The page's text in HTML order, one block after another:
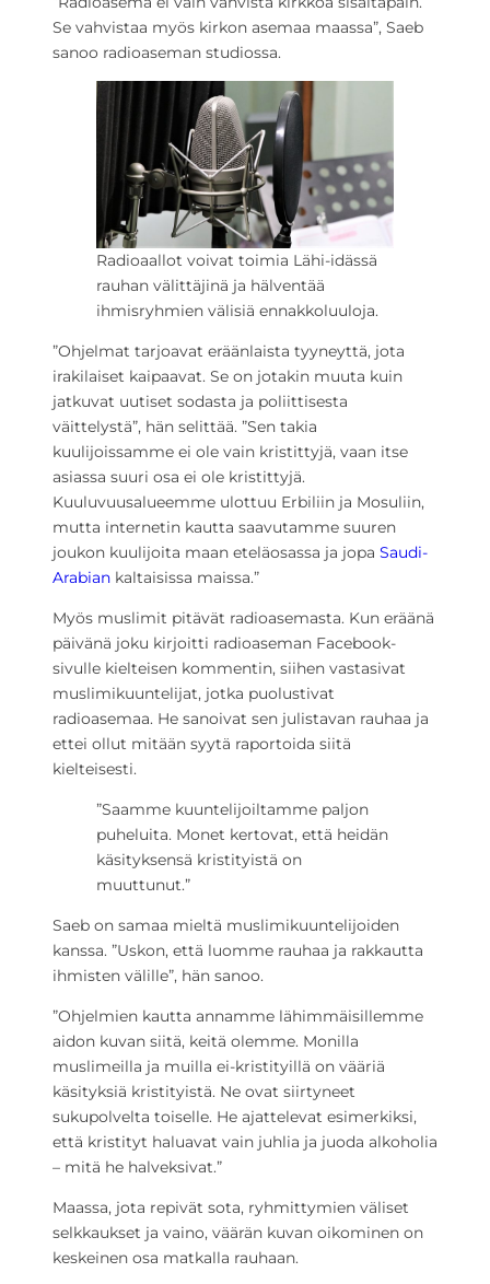
Se vahvistaa myös kirkon asemaa maassa”, Saeb
sanoo radioaseman studiossa.
Radioaallot voivat toimia Lähi-idässä
rauhan välittäjinä ja hälventää
ihmisryhmien välisiä ennakkoluuloja.
”Ohjelmat tarjoavat eräänlaista tyyneyttä, jota
irakilaiset kaipaavat. Se on jotakin muuta kuin
jatkuvat uutiset sodasta ja poliittisesta
väittelystä”, hän selittää. ”Sen takia
kuulijoissamme ei ole vain kristittyjä, vaan itse
asiassa suuri osa ei ole kristittyjä.
Kuuluvuusalueemme ulottuu Erbiliin ja Mosuliin,
mutta internetin kautta saavutamme suuren
joukon kuulijoita maan eteläosassa ja jopa Saudi-
Arabian kaltaisissa maissa.”
Myös muslimit pitävät radioasemasta. Kun eräänä
päivänä joku kirjoitti radioaseman Facebook-
sivulle kielteisen kommentin, siihen vastasivat
muslimikuuntelijat, jotka puolustivat
radioasemaa. He sanoivat sen julistavan rauhaa ja
ettei ollut mitään syytä raportoida siitä
kielteisesti.
”Saamme kuuntelijoiltamme paljon
puheluita. Monet kertovat, että heidän
käsityksensä kristityistä on
muuttunut.”
Saeb on samaa mieltä muslimikuuntelijoiden
kanssa. ”Uskon, että luomme rauhaa ja rakkautta
ihmisten välille”, hän sanoo.
”Ohjelmien kautta annamme lähimmäisillemme
aidon kuvan siitä, keitä olemme. Monilla
muslimeilla ja muilla ei-kristityillä on vääriä
käsityksiä kristityistä. Ne ovat siirtyneet
sukupolvelta toiselle. He ajattelevat esimerkiksi,
että kristityt haluavat vain juhlia ja juoda alkoholia
– mitä he halveksivat.”
Maassa, jota repivät sota, ryhmittymien väliset
selkkaukset ja vaino, väärän kuvan oikominen on
keskeinen osa matkalla rauhaan.